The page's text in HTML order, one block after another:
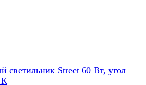
светильник Street 60 Вт, угол
К